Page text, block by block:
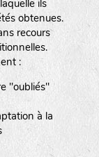
ils
obtenues.
recours
:
"oubliés"
à la